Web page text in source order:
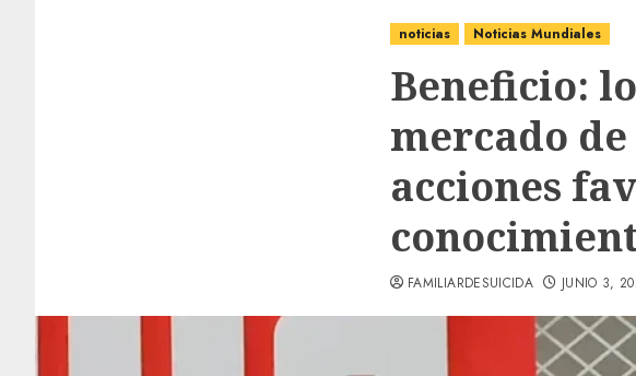
noticias Noticias Mundiales
Beneficio:
mercado
acciones
FAMILIARDESUICIDA JUNIO 3,